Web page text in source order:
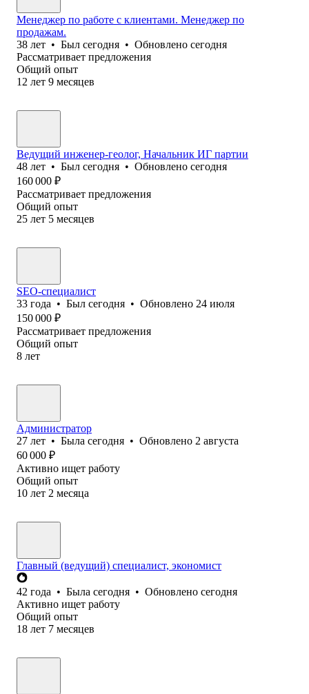
Менеджер по работе с клиентами. Менеджер по
продажам.
38 лет • Был сегодня • Обновлено сегодня
Рассматривает предложения
Общий опыт
12 лет 9 месяцев
Ведущий инженер-геолог, Начальник ИГ партии
48 лет • Был сегодня • Обновлено сегодня
160 000 ₽
Рассматривает предложения
Общий опыт
25 лет 5 месяцев
SEO-специалист
33 года • Был сегодня • Обновлено 24 июля
150 000 ₽
Рассматривает предложения
Общий опыт
8 лет
Администратор
27 лет • Была сегодня • Обновлено 2 августа
60 000 ₽
Активно ищет работу
Общий опыт
10 лет 2 месяца
Главный (ведущий) специалист, экономист
42 года • Была сегодня • Обновлено сегодня
Активно ищет работу
Общий опыт
18 лет 7 месяцев